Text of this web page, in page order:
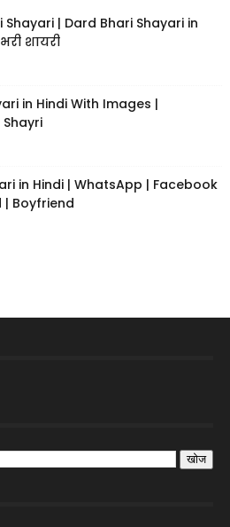
Shayari | Dard Bhari Shayari in
शायरी
in Hindi With Images |
in Hindi | WhatsApp | Facebook
| Boyfriend